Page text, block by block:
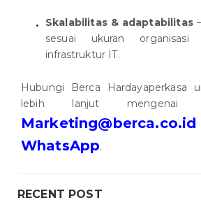
Skalabilitas & adaptabilitas
sesuai ukuran
infrastruktur IT.
Hubungi Berca Hardayaperkasa
lebih lanjut mengenai
Marketing@berca.co.id
WhatsApp.
RECENT POST